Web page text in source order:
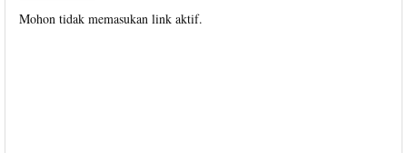
Mohon tidak memasukan link aktif.